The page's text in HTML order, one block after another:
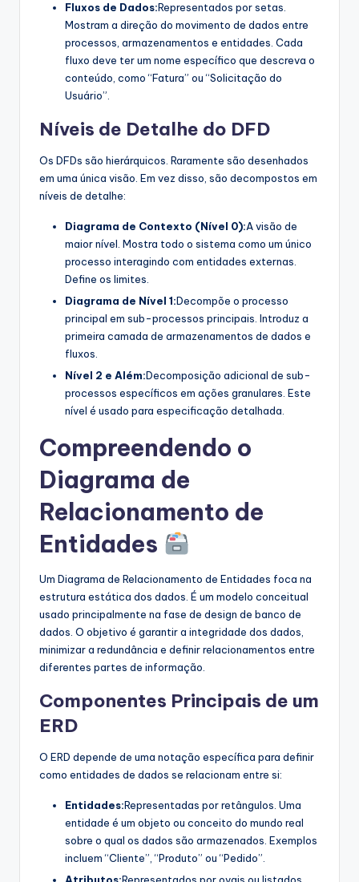
Fluxos de Dados:Representados por setas.
Mostram a direção do movimento de dados entre
processos, armazenamentos e entidades. Cada
fluxo deve ter um nome específico que descreva o
conteúdo, como “Fatura” ou “Solicitação do
Usuário”.
Níveis de Detalhe do DFD
Os DFDs são hierárquicos. Raramente são desenhados
em uma única visão. Em vez disso, são decompostos em
níveis de detalhe:
Diagrama de Contexto (Nível 0):A visão de
maior nível. Mostra todo o sistema como um único
processo interagindo com entidades externas.
Define os limites.
Diagrama de Nível 1:Decompõe o processo
principal em sub-processos principais. Introduz a
primeira camada de armazenamentos de dados e
fluxos.
Nível 2 e Além:Decomposição adicional de sub-
processos específicos em ações granulares. Este
nível é usado para especificação detalhada.
Compreendendo o
Diagrama de
Relacionamento de
Entidades
Um Diagrama de Relacionamento de Entidades foca na
estrutura estática dos dados. É um modelo conceitual
usado principalmente na fase de design de banco de
dados. O objetivo é garantir a integridade dos dados,
minimizar a redundância e definir relacionamentos entre
diferentes partes de informação.
Componentes Principais de um
ERD
O ERD depende de uma notação específica para definir
como entidades de dados se relacionam entre si:
Entidades:Representadas por retângulos. Uma
entidade é um objeto ou conceito do mundo real
sobre o qual os dados são armazenados. Exemplos
incluem “Cliente”, “Produto” ou “Pedido”.